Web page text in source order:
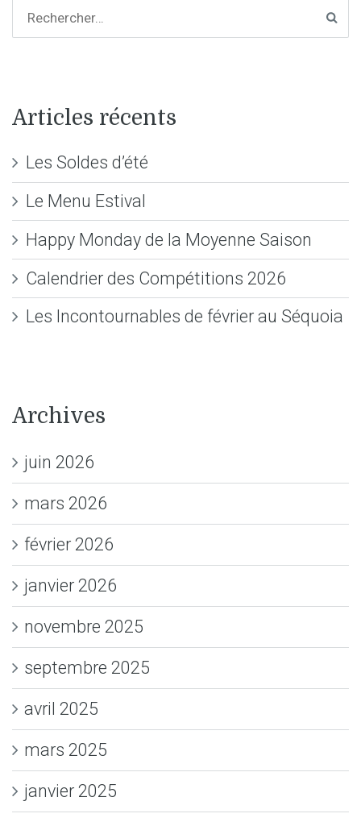
Articles récents
Les Soldes d’été
Le Menu Estival
Happy Monday de la Moyenne Saison
Calendrier des Compétitions 2026
Les Incontournables de février au Séquoia
Archives
juin 2026
mars 2026
février 2026
janvier 2026
novembre 2025
septembre 2025
avril 2025
mars 2025
janvier 2025